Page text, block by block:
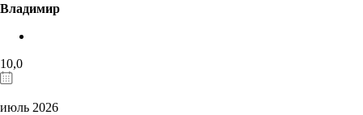
Владимир
10,0
июль 2026